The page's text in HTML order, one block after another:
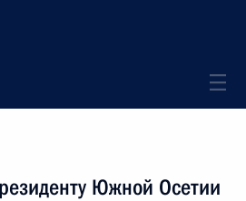
Южной Осетии